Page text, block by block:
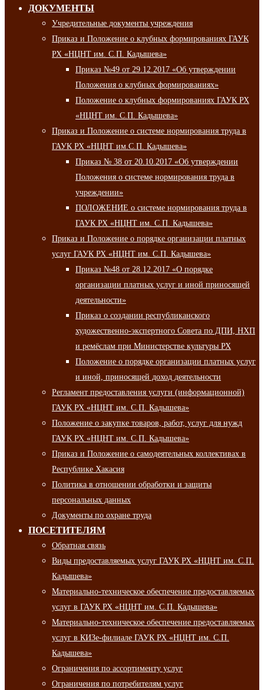
ДОКУМЕНТЫ
Учредительные документы учреждения
Приказ и Положение о клубных формированиях ГАУК
РХ «НЦНТ им. С.П. Кадышева»
Приказ №49 от 29.12.2017 «Об утверждении
Положения о клубных формированиях»
Положение о клубных формированиях ГАУК РХ
«НЦНТ им. С.П. Кадышева»
Приказ и Положение о системе нормирования труда в
ГАУК РХ «НЦНТ им.С.П. Кадышева»
Приказ № 38 от 20.10.2017 «Об утверждении
Положения о системе нормирования труда в
учреждении»
ПОЛОЖЕНИЕ о системе нормирования труда в
ГАУК РХ «НЦНТ им. С.П. Кадышева»
Приказ и Положение о порядке организации платных
услуг ГАУК РХ «НЦНТ им. С.П. Кадышева»
Приказ №48 от 28.12.2017 «О порядке
организации платных услуг и иной приносящей
деятельности»
Приказ о создании республиканского
художественно-экспертного Совета по ДПИ, НХП
и ремёслам при Министерстве культуры РХ
Положение о порядке организации платных услуг
и иной, приносящей доход деятельности
Регламент предоставления услуги (информационной)
ГАУК РХ «НЦНТ им. С.П. Кадышева»
Положение о закупке товаров, работ, услуг для нужд
ГАУК РХ «НЦНТ им. С.П. Кадышева»
Приказ и Положение о самодеятельных коллективах в
Республике Хакасия
Политика в отношении обработки и защиты
персональных данных
Документы по охране труда
ПОСЕТИТЕЛЯМ
Обратная связь
Виды предоставляемых услуг ГАУК РХ «НЦНТ им. С.П.
Кадышева»
Материально-техническое обеспечение предоставляемых
услуг в ГАУК РХ «НЦНТ им. С.П. Кадышева»
Материально-техническое обеспечение предоставляемых
услуг в КИЗе-филиале ГАУК РХ «НЦНТ им. С.П.
Кадышева»
Ограничения по ассортименту услуг
Ограничения по потребителям услуг